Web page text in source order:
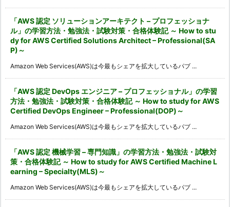
「AWS 認定 ソリューションアーキテクト – プロフェッショナ
ル」の学習方法・勉強法・試験対策・合格体験記 ～ How to stu
dy for AWS Certified Solutions Architect – Professional(SA
P)～
Amazon Web Services(AWS)は今最もシェアを拡大しているパブ ...
「AWS 認定 DevOps エンジニア – プロフェッショナル」の学習
方法・勉強法・試験対策・合格体験記 ～ How to study for AWS
Certified DevOps Engineer – Professional(DOP)～
Amazon Web Services(AWS)は今最もシェアを拡大しているパブ ...
「AWS 認定 機械学習 – 専門知識」の学習方法・勉強法・試験対
策・合格体験記 ～ How to study for AWS Certified Machine L
earning – Specialty(MLS)～
Amazon Web Services(AWS)は今最もシェアを拡大しているパブ ...